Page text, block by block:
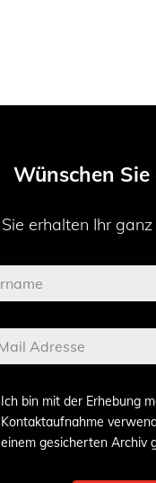
Wünschen
Sie erhalten Ihr
Ich bin mit der Erhebung
Kontaktaufnahme
einem gesicherten Archiv